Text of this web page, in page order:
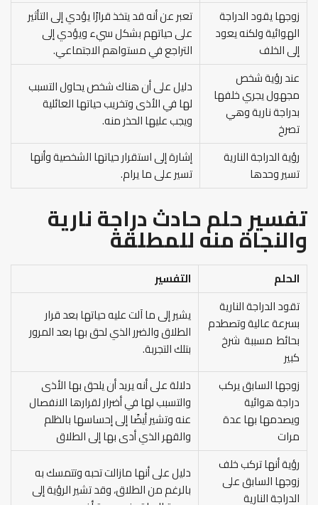
زوجها يقود الدراجة
الهوائية ولكنه يعود
إلى الخلف
تعبر عن أنه قد يتخذ قرارًا يؤدي إلى التأثير
على حياتهم بشكل سيء ويؤدي إلى
التراجع في مستواهم الاجتماعي.
عند رؤية شخص
مجهول يجري خلفها
بدراجة نارية وهي
تصرخ
دليل على أن هناك شخص يحاول التسبب
لها في الأذى وتخريب حياتها العائلية
ويجب عليها الحذر منه.
رؤية الدراجة النارية
تسير وحدها
إشارة إلى استقرار حياتها الشخصية وأنها
تسير على ما يرام.
تفسير حلم حادث دراجة نارية
والنجاة منهللمطلقة
الحلم
التفسير
تقود الدراجة النارية
بسرعة عالية وتصطدم
بحائط مسببة شرخ
كبير
يشير إلى ما آلت عليه حياتها بعد قرار
الطلاق والضرر الذي لحق بها بعد المرور
بتلك التجربة.
زوجها السابق يركب
دراجة هوائية
ويصدمها بها عدة
مرات
دلالة على أنه يريد أن يلحق بها الأذى
والتسبب لها في أضرار لقرارها الانفصال
عنه وتشير أيضًا إلى إحساسها بالظلم
والقهر الذي أدى بها إلى الطلاق
رؤية أنها تركب خلف
زوجها السابق على
الدراجة النارية
دليل على أنها مازالت تحبه وتتمسك به
بالرغم من الطلاق، وقد تشير الرؤية إلى